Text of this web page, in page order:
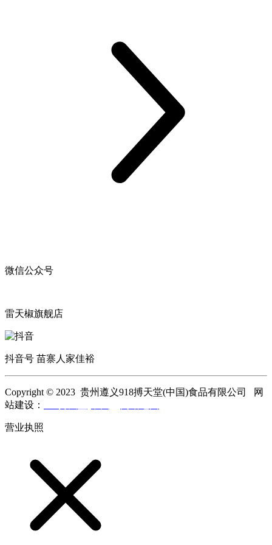
微信公众号
雷天椒旗舰店
抖音号 苗寨人家佳裕
Copyright © 2023 贵州遵义918搏天堂(中国)食品有限公司 网
站建设：
营业执照